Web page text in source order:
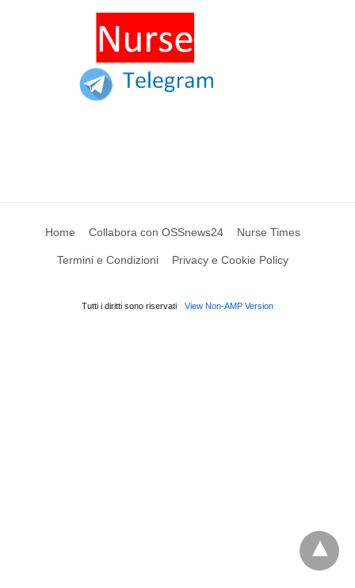
Home Collabora con OSSnews24 Nurse Times
Termini e Condizioni Privacy e Cookie Policy
Tutti i diritti sono riservati View Non-AMP Version